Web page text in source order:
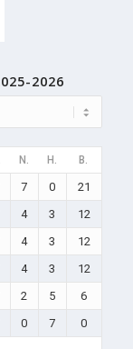
2026
N. H. B.
7 0
21
4 3
12
4 3
12
4 3
12
2 5
6
0 7 0